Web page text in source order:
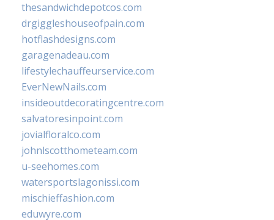
thesandwichdepotcos.com
drgiggleshouseofpain.com
hotflashdesigns.com
garagenadeau.com
lifestylechauffeurservice.com
EverNewNails.com
insideoutdecoratingcentre.com
salvatoresinpoint.com
jovialfloralco.com
johnlscotthometeam.com
u-seehomes.com
watersportslagonissi.com
mischieffashion.com
eduwyre.com